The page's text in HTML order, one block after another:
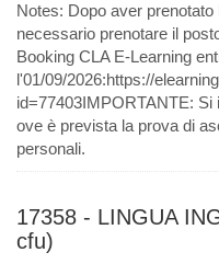
Notes: Dopo aver
necessario prenotare il
Booking CLA E-Learning
l'01/09/2026:https://
id=77403IMPORTANTE: Si
ove è prevista la prova di
personali.
17358 - LINGUA
cfu)